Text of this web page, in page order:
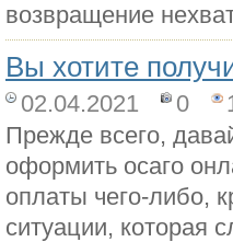
возвращение
Вы хотите
02.04.2021 0
Прежде всего,
оформить осаго
оплаты чего-либо,
ситуации, которая